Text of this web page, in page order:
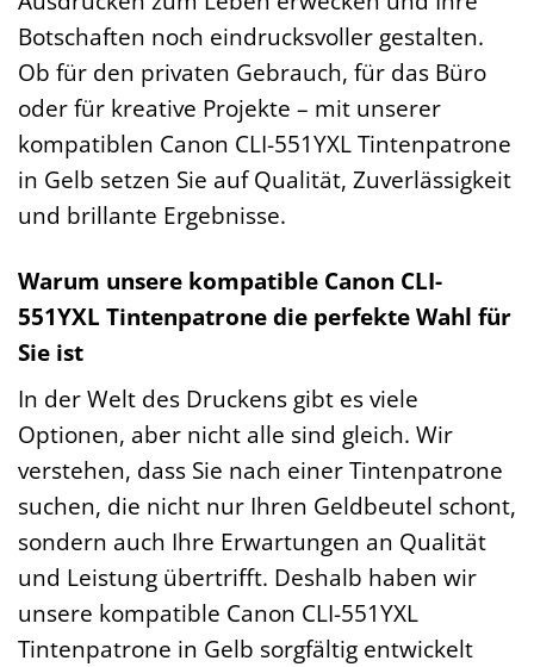
Botschaften noch eindrucksvoller gestalten.
Ob für den privaten Gebrauch, für das Büro
oder für kreative Projekte – mit unserer
kompatiblen Canon CLI-551YXL Tintenpatrone
in Gelb setzen Sie auf Qualität, Zuverlässigkeit
und brillante Ergebnisse.
Warum unsere kompatible Canon CLI-
551YXL Tintenpatrone die perfekte Wahl für
Sie ist
In der Welt des Druckens gibt es viele
Optionen, aber nicht alle sind gleich. Wir
verstehen, dass Sie nach einer Tintenpatrone
suchen, die nicht nur Ihren Geldbeutel schont,
sondern auch Ihre Erwartungen an Qualität
und Leistung übertrifft. Deshalb haben wir
unsere kompatible Canon CLI-551YXL
Tintenpatrone in Gelb sorgfältig entwickelt